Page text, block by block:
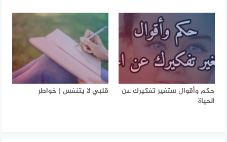
حكم وأقوال ستغير تفكيرك عن
الحياة
قلبي لا يتنفس | خواطر